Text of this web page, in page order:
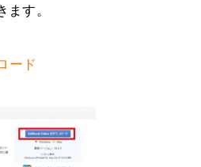
ます。
ード